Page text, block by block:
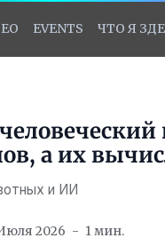
EVENTS ЧТО Я
а их
и ИИ
2026
1 мин.